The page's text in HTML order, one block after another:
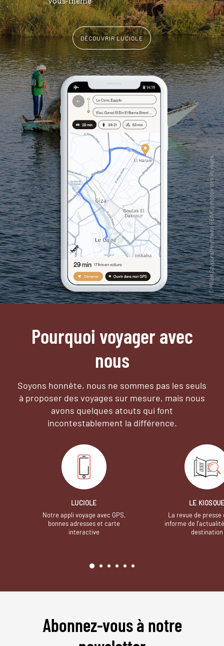
DÉCOUVRIR LUCIOLE
Pourquoi voyager avec
nous
Soyons honnête, nous ne sommes pas les seuls
à proposer des voyages sur mesure, mais nous
avons quelques atouts qui font
incontestablement la différence.
LUCIOLE
Notre appli voyage avec GPS,
bonnes adresses et carte
interactive
LE
La revue de presse
informe de
destination
Abonnez-vous à notre